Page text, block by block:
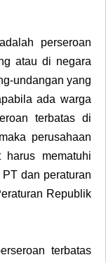
perseroan
atau di negara
undangan yang
ada warga
terbatas di
perusahaan
mematuhi
dan peraturan
Republik
terbatas